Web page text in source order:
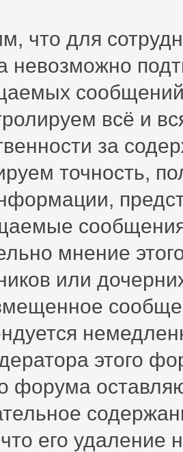
что для
невозможно
всё и
за
точность,
мнение
или
этого
форума
его удаление